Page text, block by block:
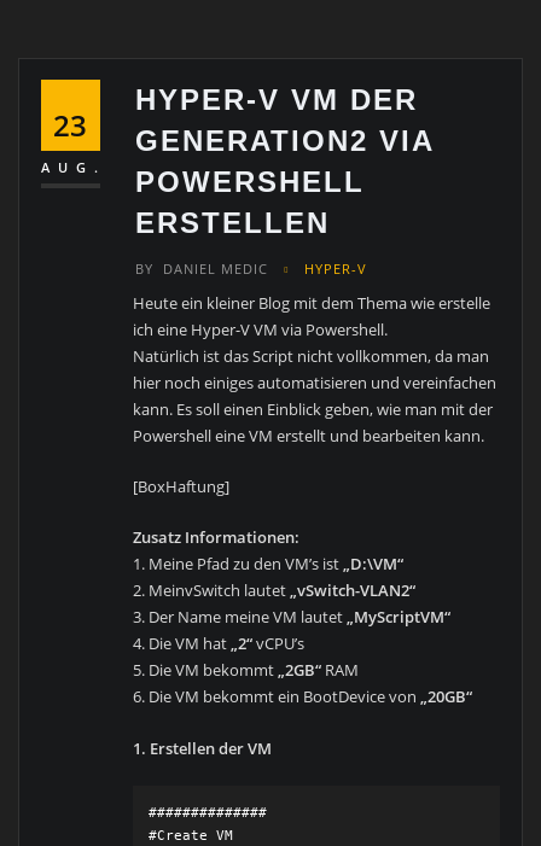
23
AUG.
HYPER-V VM DER
GENERATION2 VIA
POWERSHELL
ERSTELLEN
BY DANIEL MEDIC HYPER-V
Heute ein kleiner Blog mit dem Thema wie erstelle
ich eine Hyper-V VM via Powershell.
Natürlich ist das Script nicht vollkommen, da man
hier noch einiges automatisieren und vereinfachen
kann. Es soll einen Einblick geben, wie man mit der
Powershell eine VM erstellt und bearbeiten kann.
[BoxHaftung]
Zusatz Informationen:
1. Meine Pfad zu den VM’s ist„D:\VM“
2. MeinvSwitch lautet„vSwitch-VLAN2“
3. Der Name meine VM lautet„MyScriptVM“
4. Die VM hat„2“vCPU’s
5. Die VM bekommt„2GB“ RAM
6. Die VM bekommt ein BootDevice von„20GB“
1. Erstellen der VM
##############
#Create VM